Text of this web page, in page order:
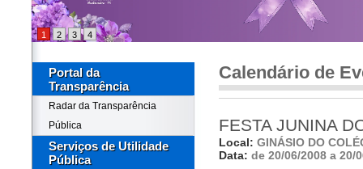
1 2 3 4
Portal da
Transparência
Radar da Transparência
Pública
Serviços de Utilidade
Pública
Calendário de
FESTA JUNINA
Local: GINÁSIO DO
Data: de 20/06/2008 a 20/